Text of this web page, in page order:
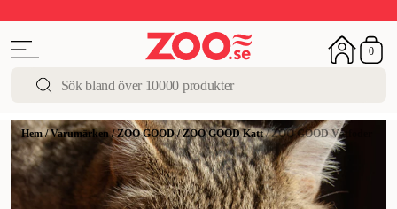
0
Hem/Varumärken/ZOO GOOD/ZOO GOOD Katt/ZOO GOOD Våtfoder